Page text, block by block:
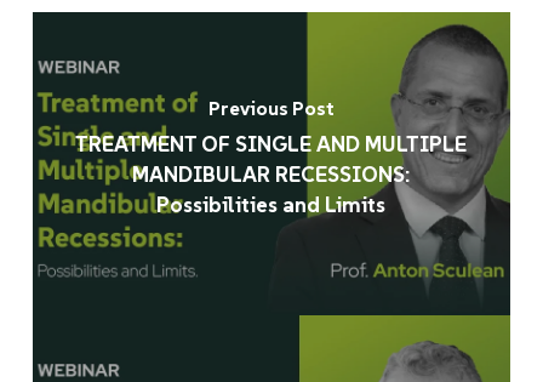
Previous Post
TREATMENT OF SINGLE AND MULTIPLE
MANDIBULAR RECESSIONS:
Possibilities and Limits